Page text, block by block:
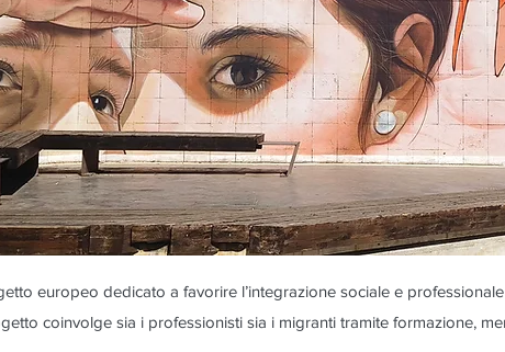
europeo dedicato a favorire l’integrazione sociale e
coinvolge sia i professionisti sia i migranti tramite formazione,